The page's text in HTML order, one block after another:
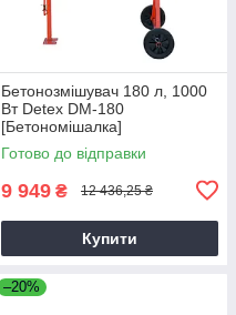
Бетонозмішувач 180 л, 1000
Вт Detex DM-180
[Бетономішалка]
Готово до відправки
9 949 ₴ 12 436,25 ₴
Купити
–20%